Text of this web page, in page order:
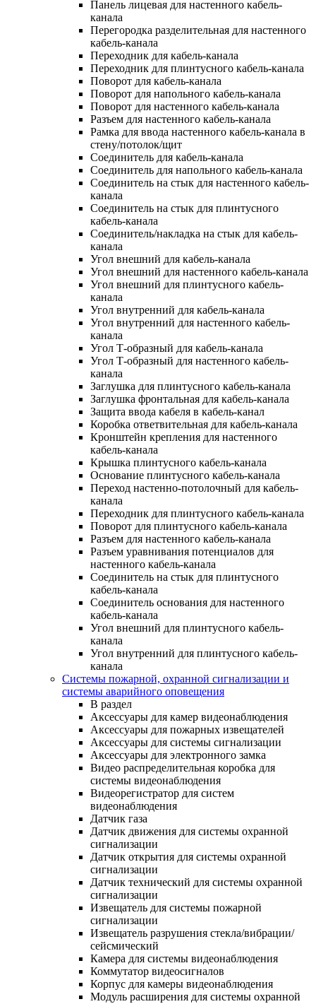
Панель лицевая для настенного кабель-
канала
Перегородка разделительная для настенного
кабель-канала
Переходник для кабель-канала
Переходник для плинтусного кабель-канала
Поворот для кабель-канала
Поворот для напольного кабель-канала
Поворот для настенного кабель-канала
Разъем для настенного кабель-канала
Рамка для ввода настенного кабель-канала в
стену/потолок/щит
Соединитель для кабель-канала
Соединитель для напольного кабель-канала
Соединитель на стык для настенного кабель-
канала
Соединитель на стык для плинтусного
кабель-канала
Соединитель/накладка на стык для кабель-
канала
Угол внешний для кабель-канала
Угол внешний для настенного кабель-канала
Угол внешний для плинтусного кабель-
канала
Угол внутренний для кабель-канала
Угол внутренний для настенного кабель-
канала
Угол Т-образный для кабель-канала
Угол Т-образный для настенного кабель-
канала
Заглушка для плинтусного кабель-канала
Заглушка фронтальная для кабель-канала
Защита ввода кабеля в кабель-канал
Коробка ответвительная для кабель-канала
Кронштейн крепления для настенного
кабель-канала
Крышка плинтусного кабель-канала
Основание плинтусного кабель-канала
Переход настенно-потолочный для кабель-
канала
Переходник для плинтусного кабель-канала
Поворот для плинтусного кабель-канала
Разъем для настенного кабель-канала
Разъем уравнивания потенциалов для
настенного кабель-канала
Соединитель на стык для плинтусного
кабель-канала
Соединитель основания для настенного
кабель-канала
Угол внешний для плинтусного кабель-
канала
Угол внутренний для плинтусного кабель-
канала
Системы пожарной, охранной сигнализации и
системы аварийного оповещения
В раздел
Аксессуары для камер видеонаблюдения
Аксессуары для пожарных извещателей
Аксессуары для системы сигнализации
Аксессуары для электронного замка
Видео распределительная коробка для
системы видеонаблюдения
Видеорегистратор для систем
видеонаблюдения
Датчик газа
Датчик движения для системы охранной
сигнализации
Датчик открытия для системы охранной
сигнализации
Датчик технический для системы охранной
сигнализации
Извещатель для системы пожарной
сигнализации
Извещатель разрушения стекла/вибрации/
сейсмический
Камера для системы видеонаблюдения
Коммутатор видеосигналов
Корпус для камеры видеонаблюдения
Модуль расширения для системы охранной